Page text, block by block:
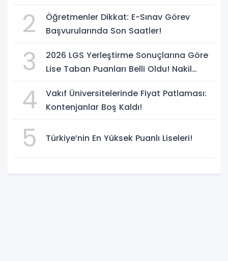
2
Öğretmenler Dikkat: E-Sınav Görev
Başvurularında Son Saatler!
3
2026 LGS Yerleştirme Sonuçlarına Göre
Lise Taban Puanları Belli Oldu! Nakil
4
Vakıf Üniversitelerinde Fiyat Patlaması:
Kontenjanlar Boş Kaldı!
5 Türkiye’nin En Yüksek Puanlı Liseleri!